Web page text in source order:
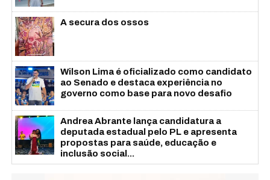
A secura dos ossos
Wilson Lima é oficializado como candidato
ao Senado e destaca experiência no
governo como base para novo desafio
Andrea Abrante lança candidatura a
deputada estadual pelo PL e apresenta
propostas para saúde, educação e
inclusão social...